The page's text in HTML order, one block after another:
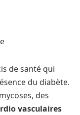
de santé qui
du diabète.
des
vasculaires